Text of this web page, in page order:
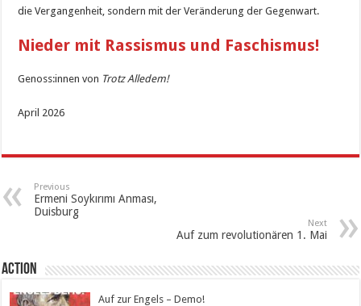
die Vergangenheit, sondern mit der Veränderung der Gegenwart.
Nieder mit Rassismus und Faschismus!
Genoss:innen von Trotz Alledem!
April 2026
Previous
Ermeni Soykırımı Anması,
Duisburg
Next
Auf zum revolutionären 1. Mai
Action
Auf zur Engels – Demo!